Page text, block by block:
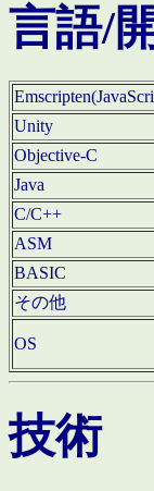
言語/
Unity
Objective-C
Java
C/C++
ASM
BASIC
その他
OS
技術